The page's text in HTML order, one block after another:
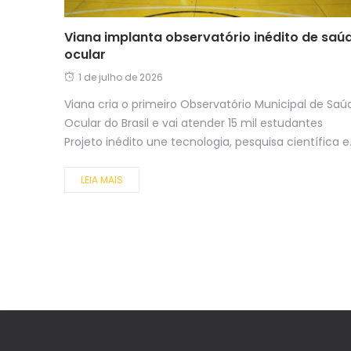
Viana implanta observatório inédito de
ocular
1 de julho de 2026
Viana cria o primeiro Observatório Municipal de
Ocular do Brasil e vai atender 15 mil estudantes
Projeto inédito une tecnologia, pesquisa científica
LEIA MAIS